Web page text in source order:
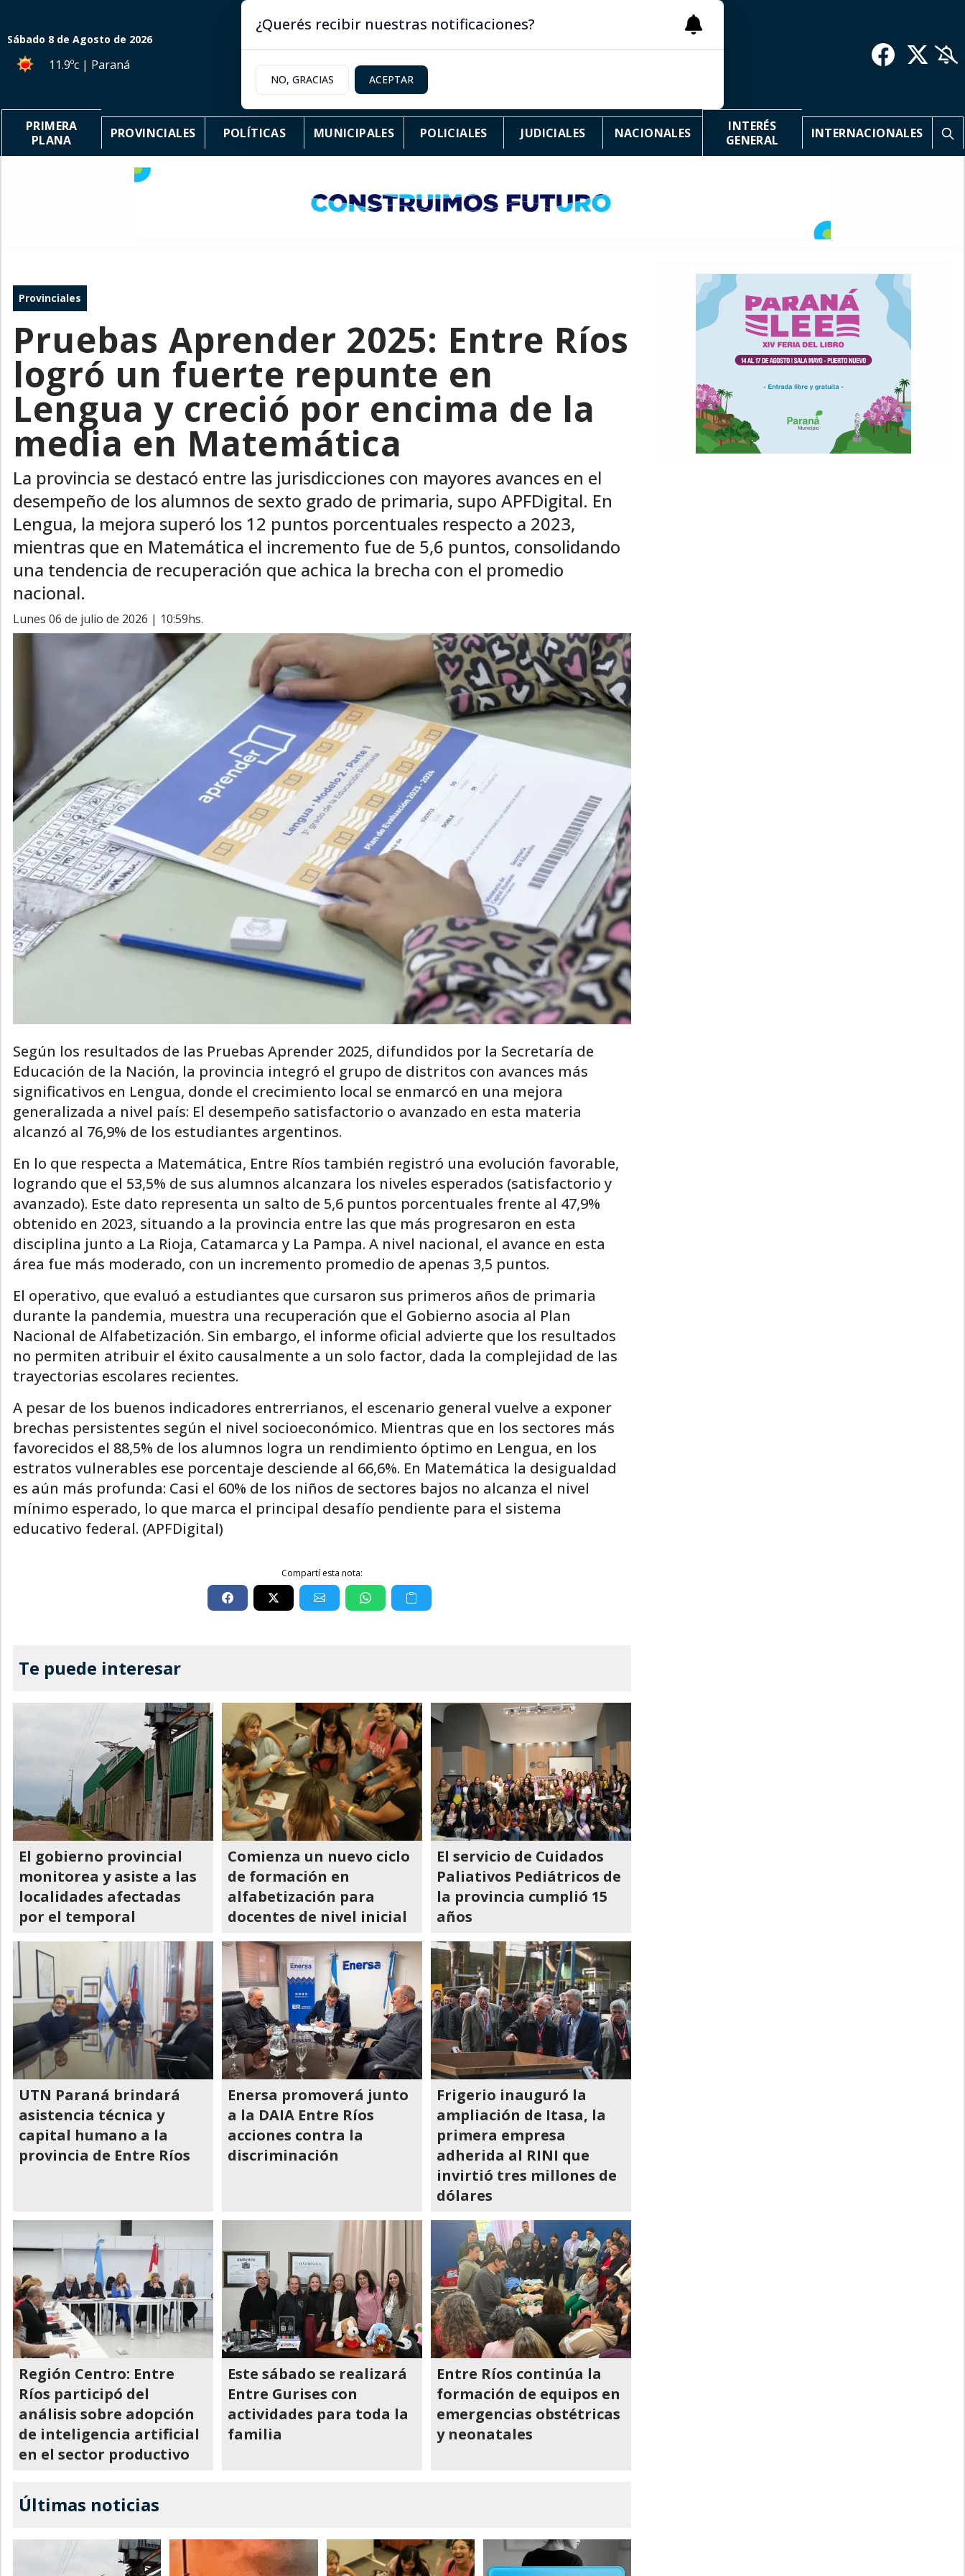
Sábado 8 de Agosto de 2026
11.9ºc | Paraná
PRIMERA
PLANA
PROVINCIALES POLÍTICAS MUNICIPALES POLICIALES JUDICIALES NACIONALES
INTERÉS
GENERAL
INTERNACIONALES
Provinciales
Pruebas Aprender 2025: Entre Ríos
logró un fuerte repunte en
Lengua y creció por encima de la
media en Matemática
La provincia se destacó entre las jurisdicciones con mayores avances en el
desempeño de los alumnos de sexto grado de primaria, supo APFDigital. En
Lengua, la mejora superó los 12 puntos porcentuales respecto a 2023,
mientras que en Matemática el incremento fue de 5,6 puntos, consolidando
una tendencia de recuperación que achica la brecha con el promedio
nacional.
lunes 06 de julio de 2026 | 10:59hs.
Según los resultados de las Pruebas Aprender 2025, difundidos por la Secretaría de
Educación de la Nación, la provincia integró el grupo de distritos con avances más
significativos en Lengua, donde el crecimiento local se enmarcó en una mejora
generalizada a nivel país: El desempeño satisfactorio o avanzado en esta materia
alcanzó al 76,9% de los estudiantes argentinos.
En lo que respecta a Matemática, Entre Ríos también registró una evolución favorable,
logrando que el 53,5% de sus alumnos alcanzara los niveles esperados (satisfactorio y
avanzado). Este dato representa un salto de 5,6 puntos porcentuales frente al 47,9%
obtenido en 2023, situando a la provincia entre las que más progresaron en esta
disciplina junto a La Rioja, Catamarca y La Pampa. A nivel nacional, el avance en esta
área fue más moderado, con un incremento promedio de apenas 3,5 puntos.
El operativo, que evaluó a estudiantes que cursaron sus primeros años de primaria
durante la pandemia, muestra una recuperación que el Gobierno asocia al Plan
Nacional de Alfabetización. Sin embargo, el informe oficial advierte que los resultados
no permiten atribuir el éxito causalmente a un solo factor, dada la complejidad de las
trayectorias escolares recientes.
A pesar de los buenos indicadores entrerrianos, el escenario general vuelve a exponer
brechas persistentes según el nivel socioeconómico. Mientras que en los sectores más
favorecidos el 88,5% de los alumnos logra un rendimiento óptimo en Lengua, en los
estratos vulnerables ese porcentaje desciende al 66,6%. En Matemática la desigualdad
es aún más profunda: Casi el 60% de los niños de sectores bajos no alcanza el nivel
mínimo esperado, lo que marca el principal desafío pendiente para el sistema
educativo federal. (APFDigital)
Compartí esta nota:
Te puede interesar
El gobierno provincial
monitorea y asiste a las
localidades afectadas
por el temporal
Comienza un nuevo ciclo
de formación en
alfabetización para
docentes de nivel inicial
El servicio de Cuidados
Paliativos Pediátricos de
la provincia cumplió 15
años
UTN Paraná brindará
asistencia técnica y
capital humano a la
provincia de Entre Ríos
Enersa promoverá junto
a la DAIA Entre Ríos
acciones contra la
discriminación
Frigerio inauguró la
ampliación de Itasa, la
primera empresa
adherida al RINI que
invirtió tres millones de
dólares
Región Centro: Entre
Ríos participó del
análisis sobre adopción
de inteligencia artificial
en el sector productivo
Este sábado se realizará
Entre Gurises con
actividades para toda la
familia
Entre Ríos continúa la
formación de equipos en
emergencias obstétricas
y neonatales
Últimas noticias
¿Querés recibir nuestras notificaciones?
NO, GRACIAS ACEPTAR